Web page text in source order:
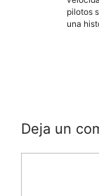
pilotos
una
Deja un